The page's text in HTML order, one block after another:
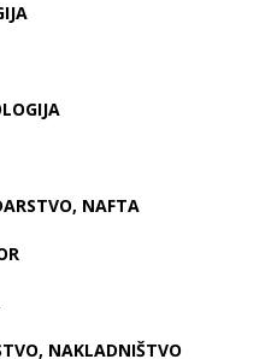
NAFTA
NAKLADNIŠTVO